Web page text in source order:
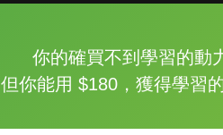
你的確買不到學習的動
但你能用 $180，獲得學習
的品牌故